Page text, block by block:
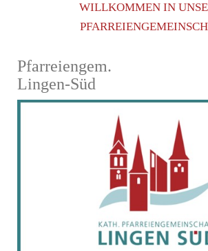
WILLKOMMEN IN
Pfarreiengem.
Lingen-Süd